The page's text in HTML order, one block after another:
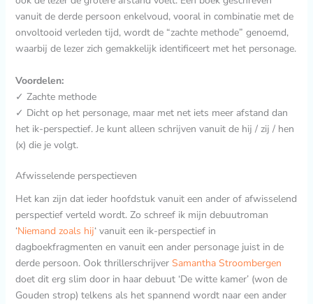
vanuit de derde persoon enkelvoud, vooral in combinatie met de
onvoltooid verleden tijd, wordt de “zachte methode” genoemd,
waarbij de lezer zich gemakkelijk identificeert met het personage.
Voordelen:
✓ Zachte methode
✓ Dicht op het personage, maar met net iets meer afstand dan
het ik-perspectief. Je kunt alleen schrijven vanuit de hij / zij / hen
(x) die je volgt.
Afwisselende perspectieven
Het kan zijn dat ieder hoofdstuk vanuit een ander of afwisselend
perspectief verteld wordt. Zo schreef ik mijn debuutroman
‘Niemand zoals hij‘ vanuit een ik-perspectief in
dagboekfragmenten en vanuit een ander personage juist in de
derde persoon. Ook thrillerschrijver Samantha Stroombergen
doet dit erg slim door in haar debuut ‘De witte kamer’ (won de
Gouden strop) telkens als het spannend wordt naar een ander